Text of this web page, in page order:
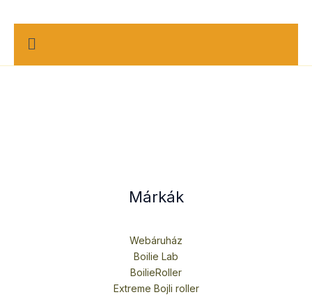
M
e
n
Márkák
Webáruház
Boilie Lab
BoilieRoller
Extreme Bojli roller